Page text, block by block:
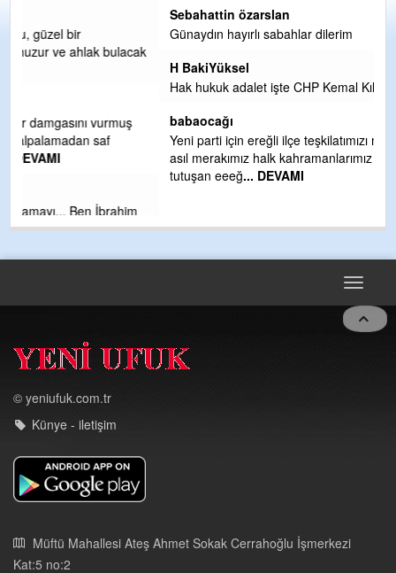
Günaydın hayırlı sabahlar dilerim
Hak hukuk adalet işte CHP Kemal Kılıçdaroğlu
babaocağı
Yeni parti için ereğli ilçe teşkilatımızı merak eder dururken
asıl merakımız halk kahramanlarımız ereğli aşkı ile yanıp
Toggle
© yeniufuk.com.tr
Künye - iletişim
Kat:5 no:2
Kdz.Ereğli/Zonguldak